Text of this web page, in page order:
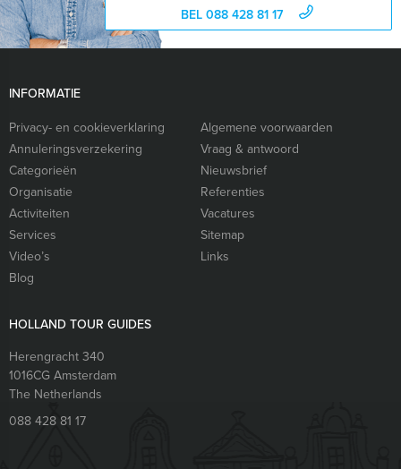
BEL 088 428 81 17
INFORMATIE
Privacy- en cookieverklaring
Algemene voorwaarden
Annuleringsverzekering
Vraag & antwoord
Categorieën
Nieuwsbrief
Organisatie
Referenties
Activiteiten
Vacatures
Services
Sitemap
Video’s
Links
Blog
HOLLAND TOUR GUIDES
Herengracht 340
1016CG Amsterdam
The Netherlands
088 428 81 17